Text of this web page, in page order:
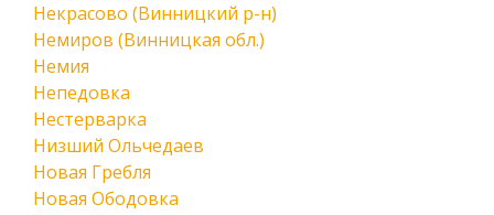
Некрасово (Винницкий р-н)
Немиров (Винницкая обл.)
Немия
Непедовка
Нестерварка
Низший Ольчедаев
Новая Гребля
Новая Ободовка